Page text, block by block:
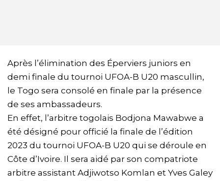
Après l’élimination des Éperviers juniors en
demi finale du tournoi UFOA-B U20 mascullin,
le Togo sera consolé en finale par la présence
de ses ambassadeurs.
En effet, l’arbitre togolais Bodjona Mawabwe a
été désigné pour officié la finale de l’édition
2023 du tournoi UFOA-B U20 qui se déroule en
Côte d’Ivoire. Il sera aidé par son compatriote
arbitre assistant Adjiwotso Komlan et Yves Galey